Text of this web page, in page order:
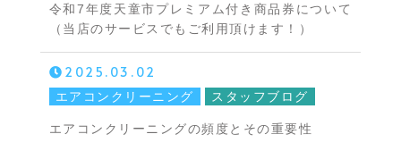
令和7年度天童市プレミアム付き商品券について
（当店のサービスでもご利用頂けます！）
2025.03.02
エアコンクリーニング スタッフブログ
エアコンクリーニングの頻度とその重要性